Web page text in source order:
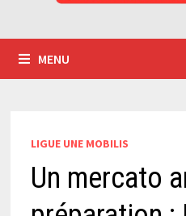
MENU
LIGUE UNE MOBILIS
Un mercato